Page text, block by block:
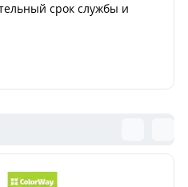
срок службы и